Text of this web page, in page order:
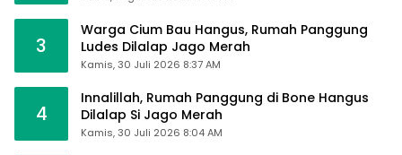
3
Warga Cium Bau Hangus, Rumah Panggung
Ludes Dilalap Jago Merah
Kamis, 30 Juli 2026 8:37 AM
4
Innalillah, Rumah Panggung di Bone Hangus
Dilalap Si Jago Merah
Kamis, 30 Juli 2026 8:04 AM